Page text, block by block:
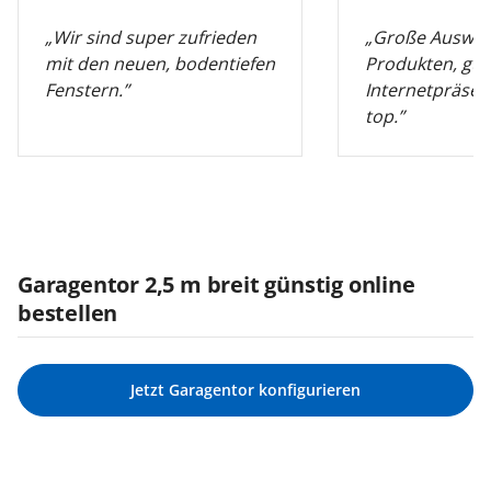
„Wir sind super zufrieden
mit den neuen, bodentiefen
Fenstern.”
„Große
Produkten,
top.”
Garagentor 2,5 m breit günstig online
bestellen
Jetzt Garagentor konfigurieren